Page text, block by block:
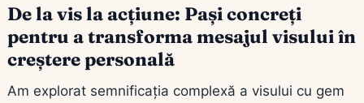
De la vis la acțiune: Pași concreți
pentru a transforma mesajul visului în
creștere personală
Am explorat semnificația complexă a visului cu gem